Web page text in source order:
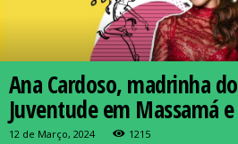
Ana Cardoso, madrinha
Juventude em Massamá
12 de Março, 2024 1215